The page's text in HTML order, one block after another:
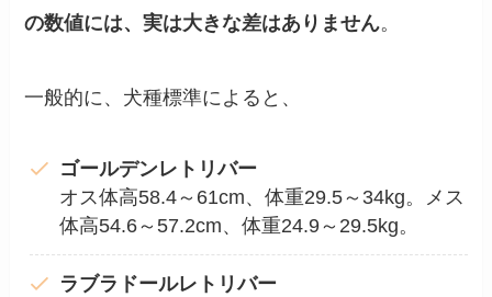
の数値には、実は大きな差はありません。
一般的に、犬種標準によると、
ゴールデンレトリバー
オス体高58.4～61cm、体重29.5～34kg。メス
体高54.6～57.2cm、体重24.9～29.5kg。
ラブラドールレトリバー